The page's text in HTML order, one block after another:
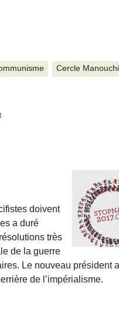
Cercle
doivent
a duré
très
de la guerre
Le nouveau président
de l’impérialisme.